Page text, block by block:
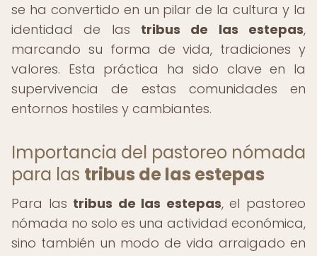
se ha convertido en un pilar de la cultura y la
identidad de las tribus de las estepas,
marcando su forma de vida, tradiciones y
valores. Esta práctica ha sido clave en la
supervivencia de estas comunidades en
entornos hostiles y cambiantes.
Importancia del pastoreo nómada
para las tribus de las estepas
Para las tribus de las estepas, el pastoreo
nómada no solo es una actividad económica,
sino también un modo de vida arraigado en